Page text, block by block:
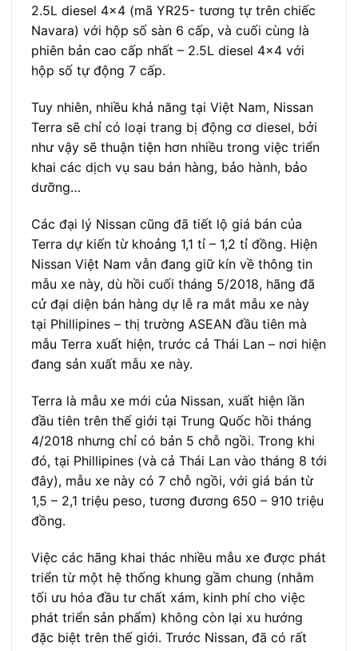
2.5L diesel 4×4 (mã YR25- tương tự trên chiếc
Navara) với hộp số sàn 6 cấp, và cuối cùng là
phiên bản cao cấp nhất – 2.5L diesel 4×4 với
hộp số tự động 7 cấp.
Tuy nhiên, nhiều khả năng tại Việt Nam, Nissan
Terra sẽ chỉ có loại trang bị động cơ diesel, bởi
như vậy sẽ thuận tiện hơn nhiều trong việc triển
khai các dịch vụ sau bán hàng, bảo hành, bảo
dưỡng…
Các đại lý Nissan cũng đã tiết lộ giá bán của
Terra dự kiến từ khoảng 1,1 tỉ – 1,2 tỉ đồng. Hiện
Nissan Việt Nam vẫn đang giữ kín về thông tin
mẫu xe này, dù hồi cuối tháng 5/2018, hãng đã
cử đại diện bán hàng dự lễ ra mắt mẫu xe này
tại Phillipines – thị trường ASEAN đầu tiên mà
mẫu Terra xuất hiện, trước cả Thái Lan – nơi hiện
đang sản xuất mẫu xe này.
Terra là mẫu xe mới của Nissan, xuất hiện lần
đầu tiên trên thế giới tại Trung Quốc hồi tháng
4/2018 nhưng chỉ có bản 5 chỗ ngồi. Trong khi
đó, tại Phillipines (và cả Thái Lan vào tháng 8 tới
đây), mẫu xe này có 7 chỗ ngồi, với giá bán từ
1,5 – 2,1 triệu peso, tương đương 650 – 910 triệu
đồng.
Việc các hãng khai thác nhiều mẫu xe được phát
triển từ một hệ thống khung gầm chung (nhằm
tối ưu hóa đầu tư chất xám, kinh phí cho việc
phát triển sản phẩm) không còn lại xu hướng
đặc biệt trên thế giới. Trước Nissan, đã có rất